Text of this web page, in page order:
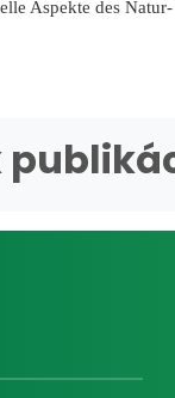
Aspekte des